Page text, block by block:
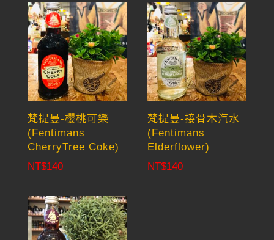
梵提曼-櫻桃可樂
(Fentimans
CherryTree Coke)
NT$140
梵提曼-接骨木汽水
(Fentimans
Elderflower)
NT$140